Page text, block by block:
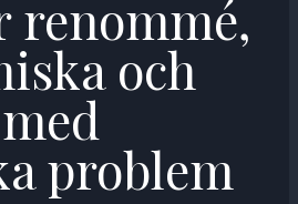
renommé,
och
problem